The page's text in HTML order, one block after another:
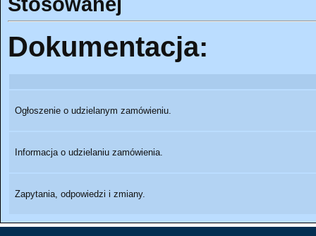
Dokumentacja:
Ogłoszenie o udzielanym zamówieniu.
Informacja o udzielaniu zamówienia.
Zapytania, odpowiedzi i zmiany.